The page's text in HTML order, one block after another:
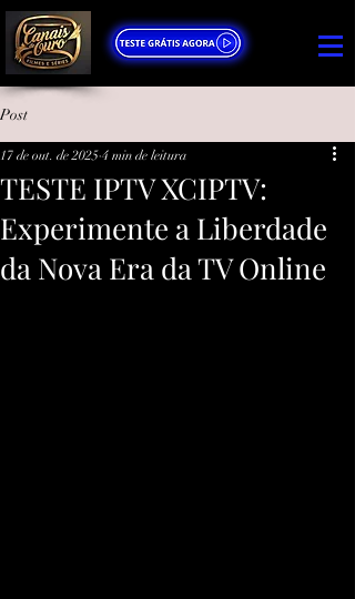
Post
TESTE IPTV XCIPTV:
Experimente a Liberdade
da Nova Era da TV Online
17 de out. de 2025 4 min de leitura